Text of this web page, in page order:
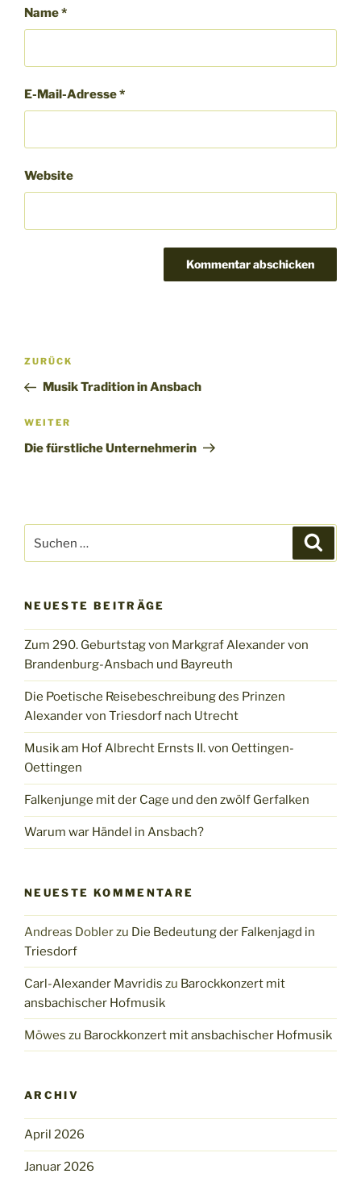
Name*
E-Mail-Adresse*
Website
Beitragsnavigation
Vorheriger
Beitrag
ZURÜCK
Musik Tradition in Ansbach
Nächster
Beitrag
WEITER
Die fürstliche Unternehmerin
nach:
NEUESTE BEITRÄGE
Zum 290. Geburtstag von Markgraf Alexander von
Brandenburg-Ansbach und Bayreuth
Die Poetische Reisebeschreibung des Prinzen
Alexander von Triesdorf nach Utrecht
Musik am Hof Albrecht Ernsts II. von Oettingen-
Oettingen
Falkenjunge mit der Cage und den zwölf Gerfalken
Warum war Händel in Ansbach?
NEUESTE KOMMENTARE
Andreas Doblerzu Die Bedeutung der Falkenjagd in
Triesdorf
Carl-Alexander Mavridis zu Barockkonzert mit
ansbachischer Hofmusik
Möwes zu Barockkonzert mit ansbachischer Hofmusik
ARCHIV
April 2026
Januar 2026